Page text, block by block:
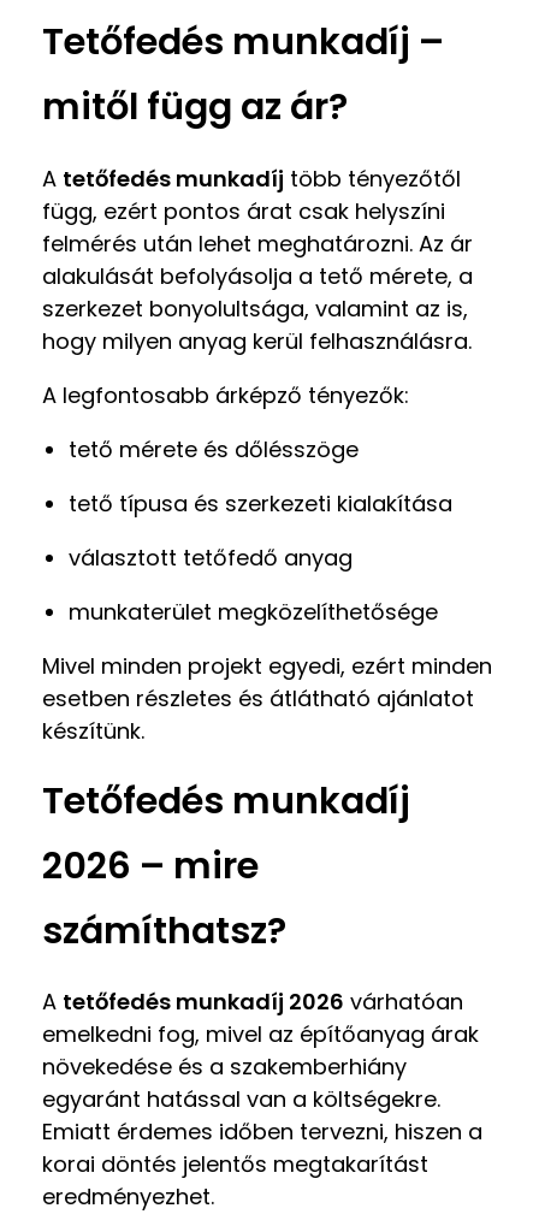
Tetőfedés munkadíj –
mitől függ az ár?
A tetőfedés munkadíj több tényezőtől
függ, ezért pontos árat csak helyszíni
felmérés után lehet meghatározni. Az ár
alakulását befolyásolja a tető mérete, a
szerkezet bonyolultsága, valamint az is,
hogy milyen anyag kerül felhasználásra.
A legfontosabb árképző tényezők:
tető mérete és dőlésszöge
tető típusa és szerkezeti kialakítása
választott tetőfedő anyag
munkaterület megközelíthetősége
Mivel minden projekt egyedi, ezért minden
esetben részletes és átlátható ajánlatot
készítünk.
Tetőfedés munkadíj
2026 – mire
számíthatsz?
A tetőfedés munkadíj 2026 várhatóan
emelkedni fog, mivel az építőanyag árak
növekedése és a szakemberhiány
egyaránt hatással van a költségekre.
Emiatt érdemes időben tervezni, hiszen a
korai döntés jelentős megtakarítást
eredményezhet.